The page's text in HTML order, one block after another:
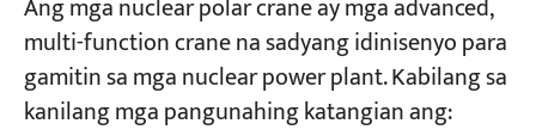
Ang mga nuclear polar crane ay mga advanced,
multi-function crane na sadyang idinisenyo para
gamitin sa mga nuclear power plant. Kabilang sa
kanilang mga pangunahing katangian ang: